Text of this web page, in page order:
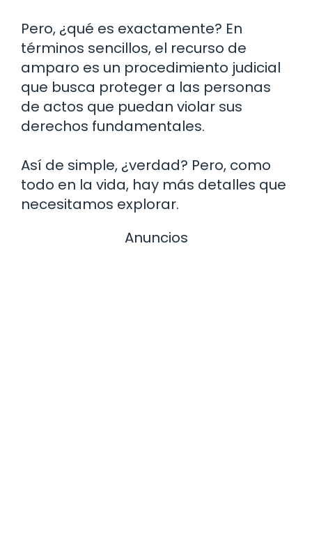
Pero, ¿qué es exactamente? En
términos sencillos, el recurso de
amparo es un procedimiento judicial
que busca proteger a las personas
de actos que puedan violar sus
derechos fundamentales.
Así de simple, ¿verdad? Pero, como
todo en la vida, hay más detalles que
necesitamos explorar.
Anuncios